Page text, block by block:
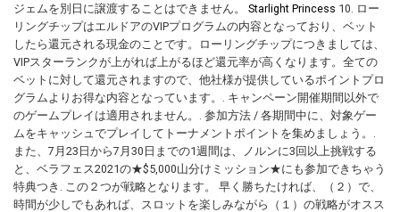
ジェムを別日に譲渡することはできません。 Starlight Princess 10. ロー
リングチップはエルドアのVIPプログラムの内容となっており、ベット
したら還元される現金のことです。ローリングチップにつきましては、
VIPスターランクが上がれば上がるほど還元率が高くなります。全ての
ベットに対して還元されますので、他社様が提供しているポイントプロ
グラムよりお得な内容となっています。. キャンペーン開催期間以外で
のゲームプレイは適用されません。. 参加方法 / 各期間中に、対象ゲー
ムをキャッシュでプレイしてトーナメントポイントを集めましょう。.
また、7月23日から7月30日までの1週間は、ノルンに3回以上挑戦する
と、ベラフェス2021の★$5,000山分けミッション★にも参加できちゃう
特典つき. この２つが戦略となります。 早く勝ちたければ、（２）で、
時間が少しでもあれば、スロットを楽しみながら（１）の戦略がオスス